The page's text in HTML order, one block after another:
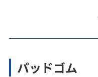
パッドゴム